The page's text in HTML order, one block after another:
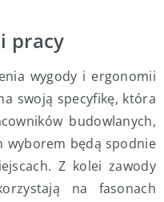
pracy
wygody i ergonomii
swoją specyfikę, która
budowlanych,
wyborem będą spodnie
Z kolei zawody
na fasonach